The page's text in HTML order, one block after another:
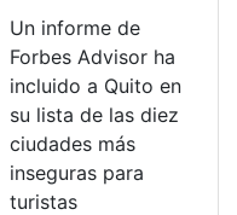
Un informe de
Forbes Advisor ha
incluido a Quito en
su lista de las diez
ciudades más
inseguras para
turistas